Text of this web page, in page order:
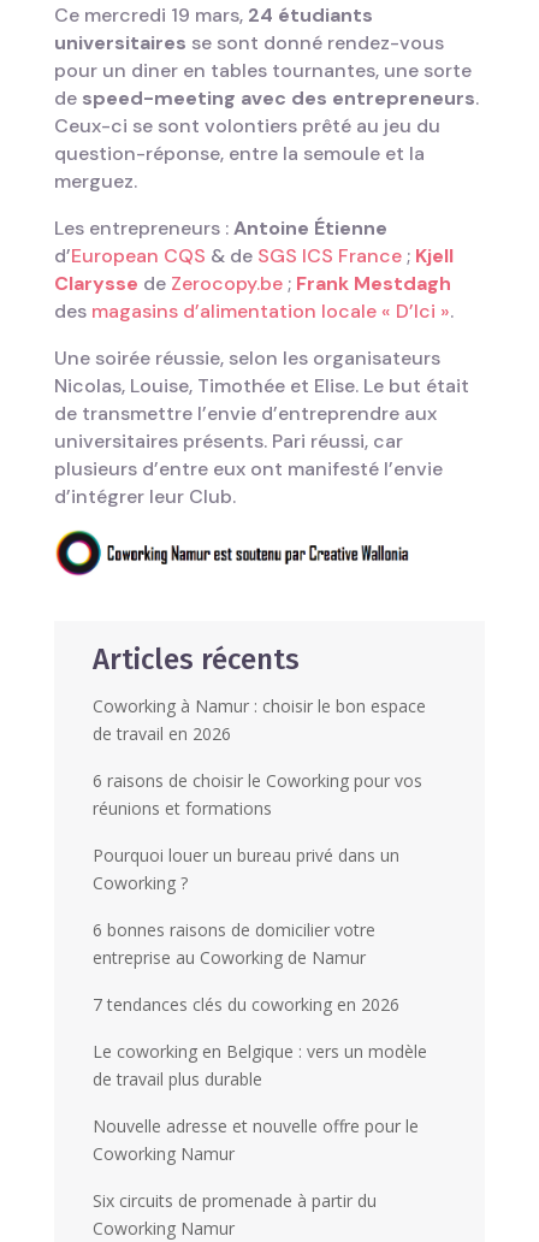
Ce mercredi 19 mars, 24 étudiants
universitaires se sont donné rendez-vous
pour un diner en tables tournantes, une sorte
de speed-meeting avec des entrepreneurs.
Ceux-ci se sont volontiers prêté au jeu du
question-réponse, entre la semoule et la
merguez.
Les entrepreneurs :Antoine Étienne
d’European CQS & de SGS ICS France; Kjell
Clarysse de Zerocopy.be; Frank Mestdagh
des magasins d’alimentation locale « D’Ici ».
Une soirée réussie, selon les organisateurs
Nicolas, Louise, Timothée et Elise. Le but était
de transmettre l’envie d’entreprendre aux
universitaires présents. Pari réussi, car
plusieurs d’entre eux ont manifesté l’envie
d’intégrer leur Club.
Articles récents
Coworking à Namur : choisir le bon espace
de travail en 2026
6 raisons de choisir le Coworking pour vos
réunions et formations
Pourquoi louer un bureau privé dans un
Coworking ?
6 bonnes raisons de domicilier votre
entreprise au Coworking de Namur
7 tendances clés du coworking en 2026
Le coworking en Belgique : vers un modèle
de travail plus durable
Nouvelle adresse et nouvelle offre pour le
Coworking Namur
Six circuits de promenade à partir du
Coworking Namur